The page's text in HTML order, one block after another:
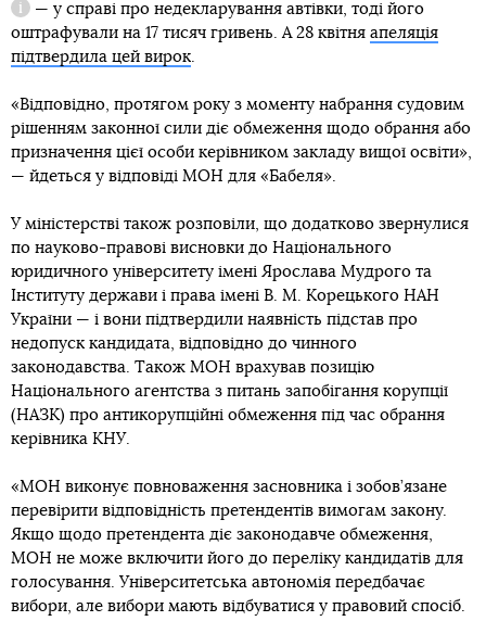
Довідка
— у справі про недекларування автівки, тоді його
оштрафували на 17 тисяч гривень. А 28 квітня апеляція
підтвердила цей вирок.
«Відповідно, протягом року з моменту набрання судовим
рішенням законної сили діє обмеження щодо обрання або
призначення цієї особи керівником закладу вищої освіти»,
— йдеться у відповіді МОН для «Бабеля».
У міністерстві також розповіли, що додатково звернулися
по науково-правові висновки до Національного
юридичного університету імені Ярослава Мудрого та
Інституту держави і права імені В. М. Корецького НАН
України — і вони підтвердили наявність підстав про
недопуск кандидата, відповідно до чинного
законодавства. Також МОН врахував позицію
Національного агентства з питань запобігання корупції
(НАЗК) про антикорупційні обмеження під час обрання
керівника КНУ.
«МОН виконує повноваження засновника і зобов’язане
перевірити відповідність претендентів вимогам закону.
Якщо щодо претендента діє законодавче обмеження,
МОН не може включити його до переліку кандидатів для
голосування. Університетська автономія передбачає
вибори, але вибори мають відбуватися у правовий спосіб.